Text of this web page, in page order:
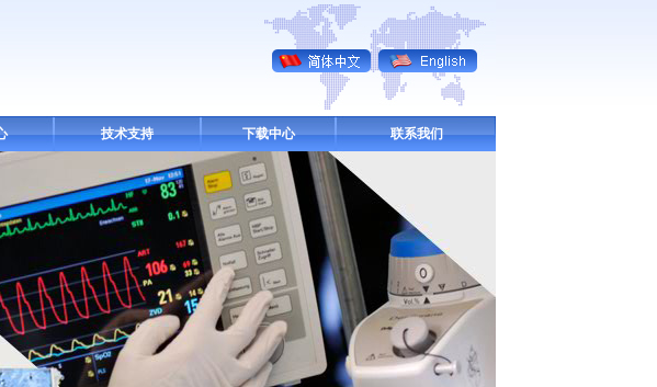
技术支持 下载中心 联系我们